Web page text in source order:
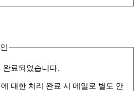
완료되었습니다.
대한 처리 완료 시 메일로 별도 안